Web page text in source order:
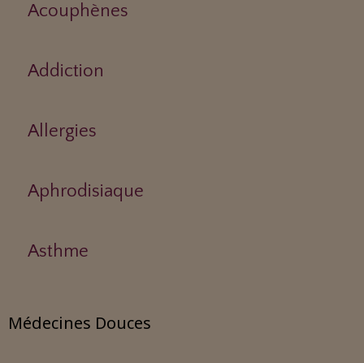
Acouphènes
Addiction
Allergies
Aphrodisiaque
Asthme
Médecines Douces